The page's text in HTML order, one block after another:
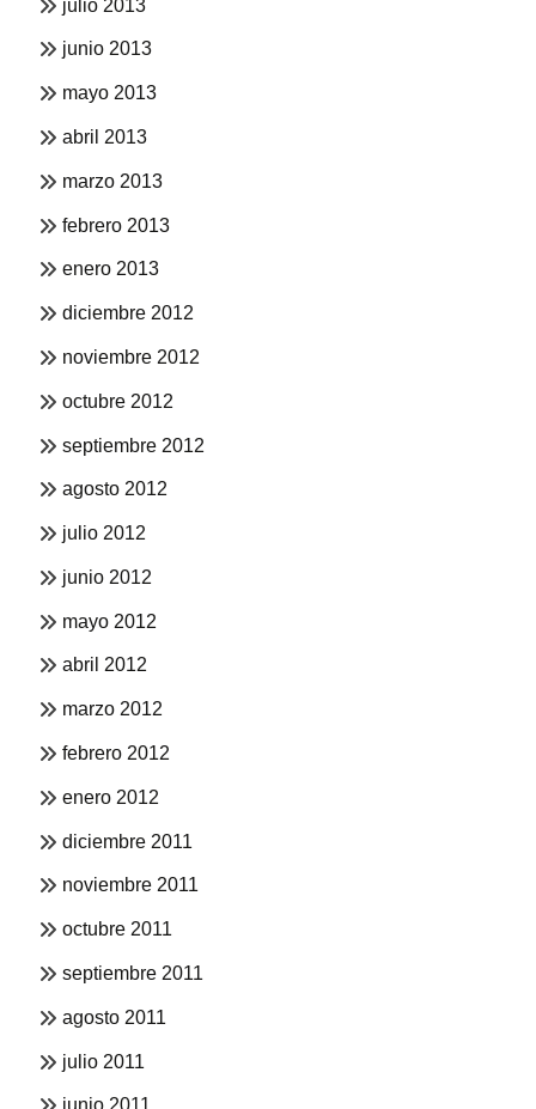
julio 2013
junio 2013
mayo 2013
abril 2013
marzo 2013
febrero 2013
enero 2013
diciembre 2012
noviembre 2012
octubre 2012
septiembre 2012
agosto 2012
julio 2012
junio 2012
mayo 2012
abril 2012
marzo 2012
febrero 2012
enero 2012
diciembre 2011
noviembre 2011
octubre 2011
septiembre 2011
agosto 2011
julio 2011